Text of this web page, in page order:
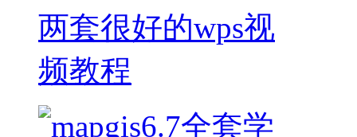
两套很好的wps视
频教程